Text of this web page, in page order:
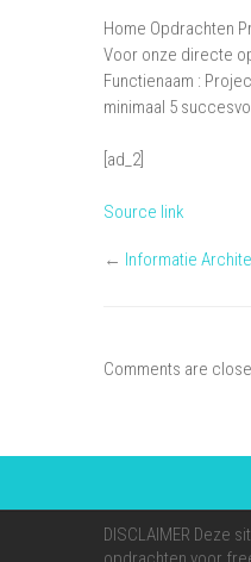
Home Opdrachten
Voor onze directe
Functienaam :
minimaal 5
[ad_2]
Source link
← Informatie
Comments are
DISCLAIMER Deze